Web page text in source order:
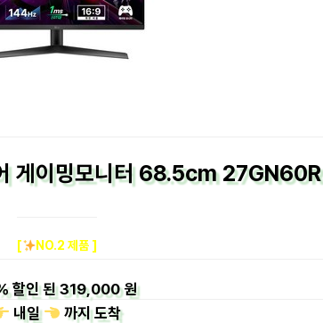
게이밍모니터 68.5cm 27GN60R
[ NO.2 제품 ]
할인 된319,000 원
내일
까지도착